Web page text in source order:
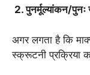
2. पुनर्मूल्यांकन/
अगर लगता है कि
स्क्रूटनी प्रक्रिया